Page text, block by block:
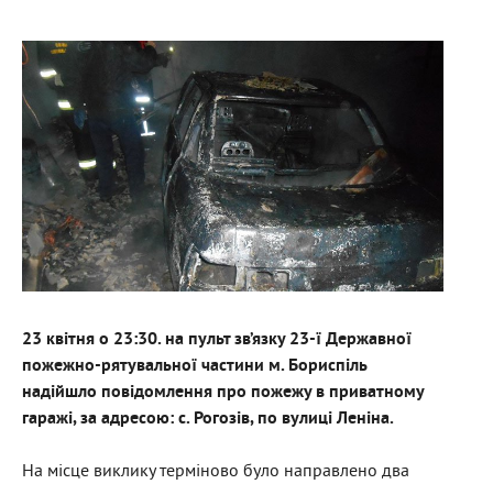
23 квітня о 23:30. на пульт зв’язку 23-ї Державної
пожежно-рятувальної частини м. Бориспіль
надійшло повідомлення про пожежу в приватному
гаражі, за адресою: с. Рогозів, по вулиці Леніна.
На місце виклику терміново було направлено два